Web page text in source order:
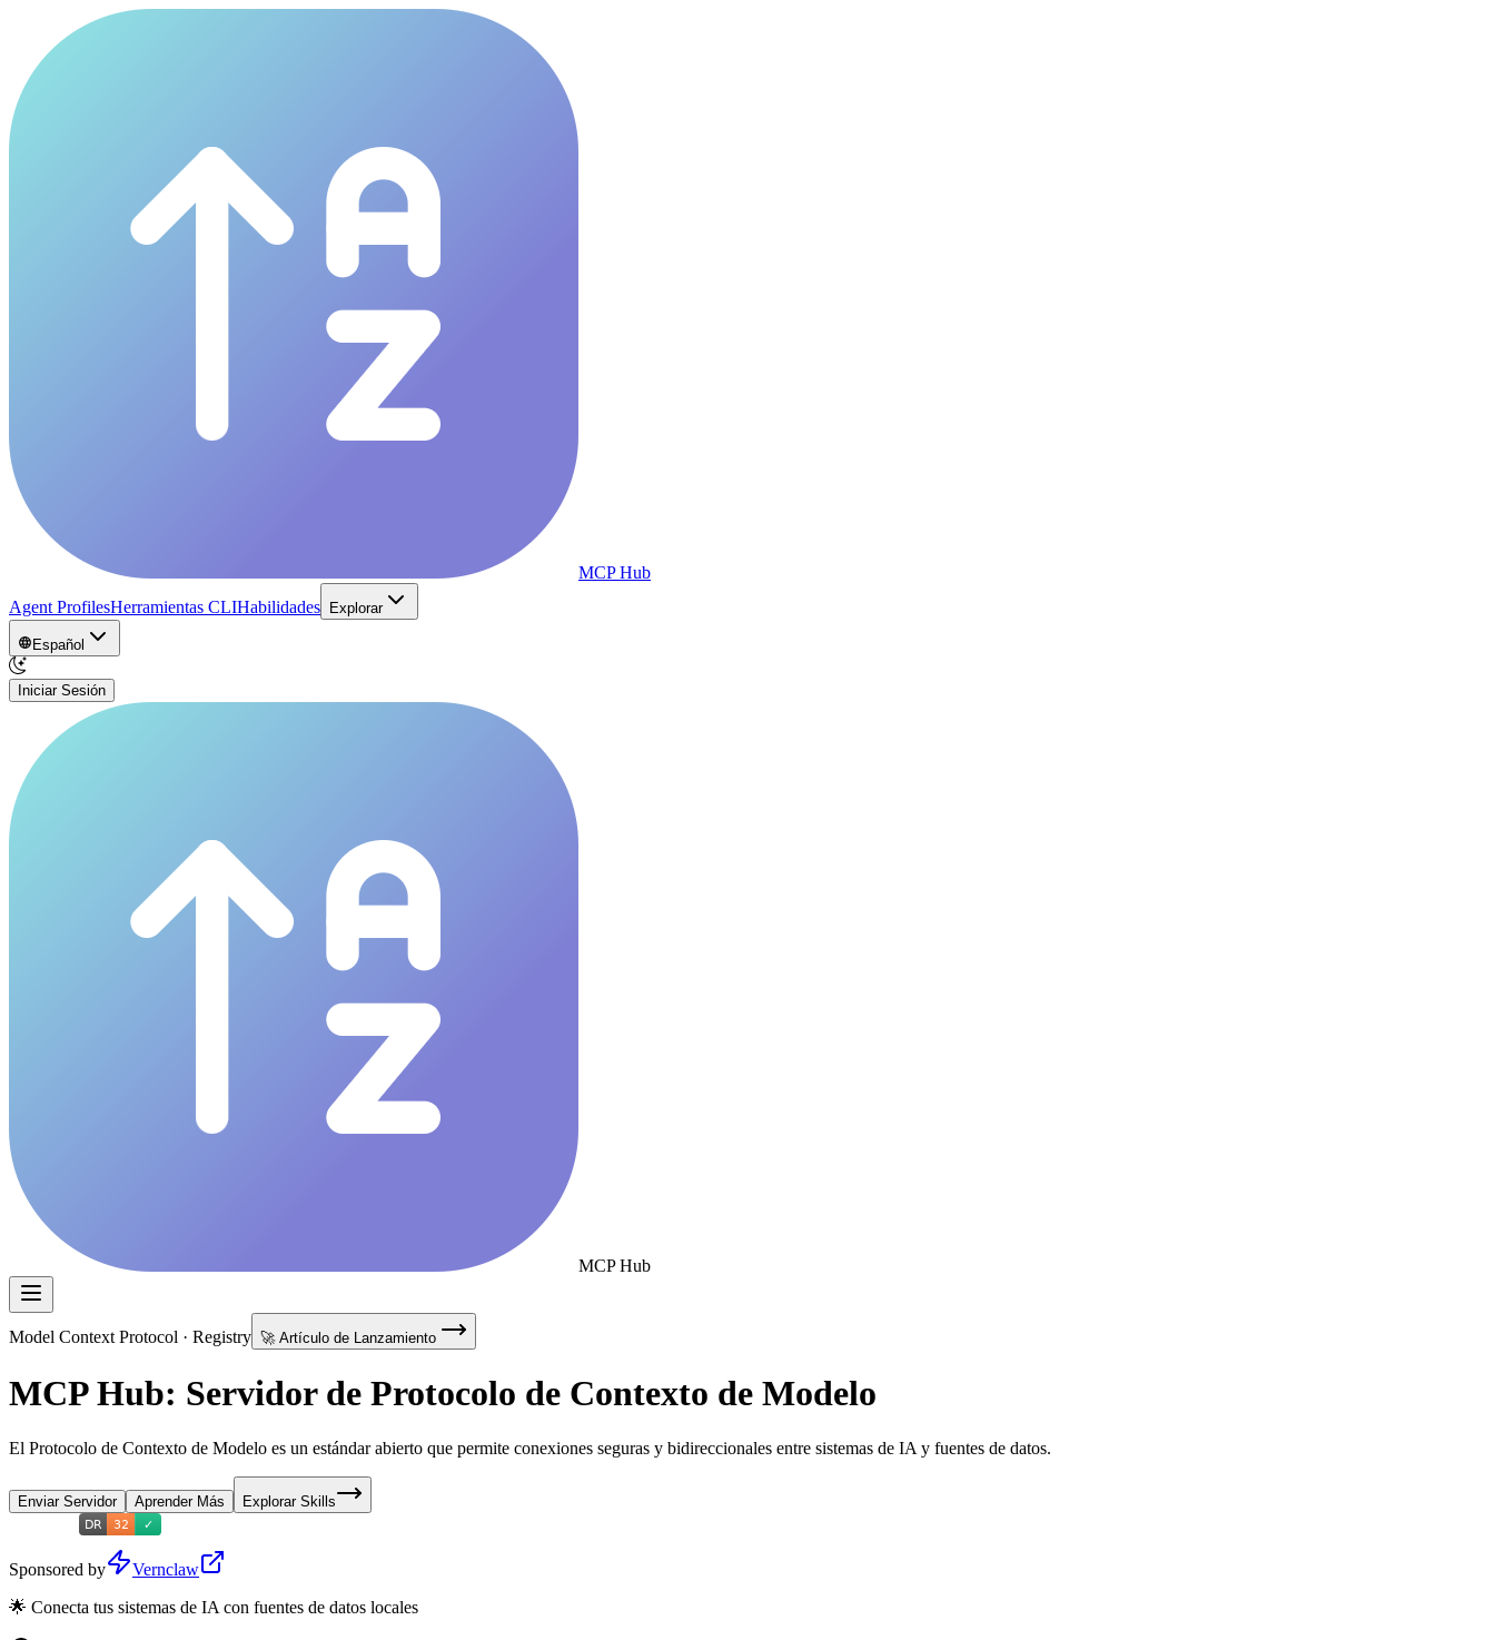
MCP Hub
Agent ProfilesHerramientas CLIHabilidades Explorar
Español
Iniciar Sesión
MCP Hub
Model Context Protocol · Registry 🚀 Artículo de Lanzamiento
MCP Hub: Servidor de Protocolo de Contexto de Modelo
El Protocolo de Contexto de Modelo es un estándar abierto que permite conexiones seguras y bidireccionales entre sistemas de IA y fuentes de datos.
Enviar Servidor Aprender Más Explorar Skills
Sponsored by
Vernclaw
🌟 Conecta tus sistemas de IA con fuentes de datos locales